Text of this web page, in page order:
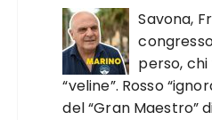
Savona,
perso,
“veline”. Rosso
del “Gran Maestro”